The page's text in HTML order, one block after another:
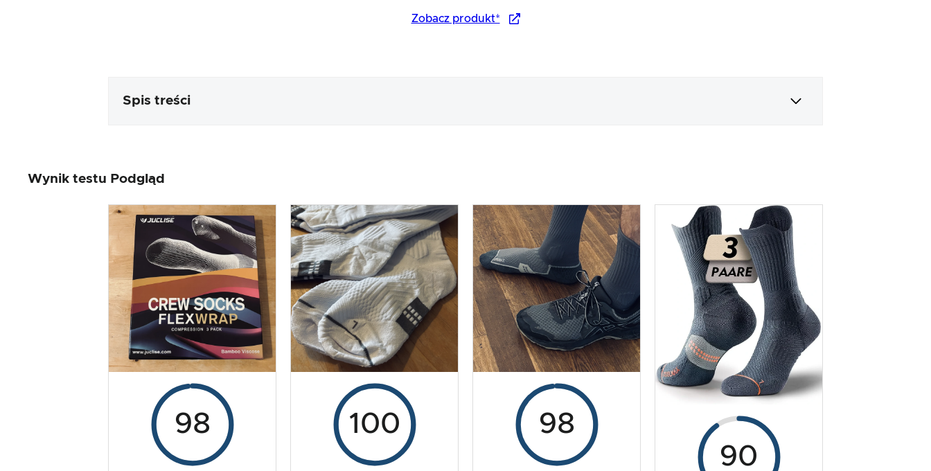
Zobacz produkt*
Spis treści
Przetwarzanie i wygląd produktu
Test praktyczny
Stosunek ceny do wydajności
Wynik ogólny
Wynik testu Podgląd
98 100 98
90